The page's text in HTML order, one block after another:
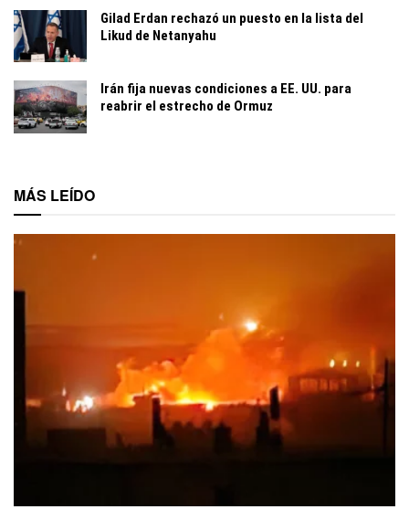
Gilad Erdan rechazó un puesto en la lista del
Likud de Netanyahu
Irán fija nuevas condiciones a EE. UU. para
reabrir el estrecho de Ormuz
MÁS LEÍDO